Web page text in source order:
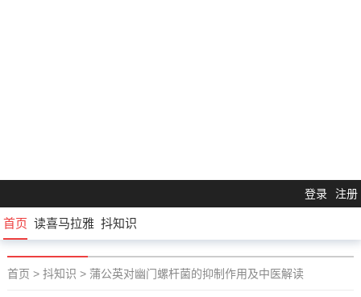
登录 注册
首页 读喜马拉雅 抖知识
首页 > 抖知识 > 蒲公英对幽门螺杆菌的抑制作用及中医解读